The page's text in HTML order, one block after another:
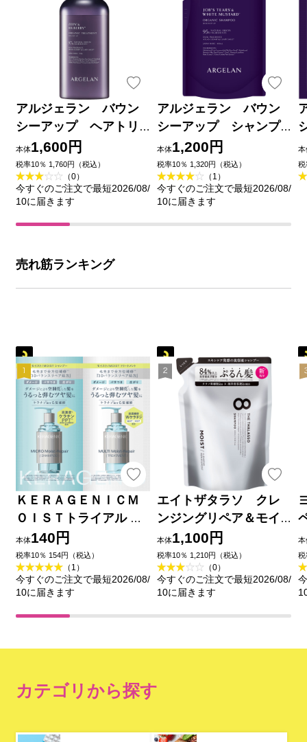
アルジェラン バウン
シーアップ ヘアトリ
ートメント ４５０ｇ
本体1,600円
税率10％ 1,760円（税込）
（0）
今すぐのご注文で最短2026/08/
10に届きます
アルジェラン バウン
シーアップ シャンプ
ー詰替 ４００ｍｌ
本体1,200円
税率10％ 1,320円（税込）
（1）
今すぐのご注文で最短2026/08/
10に届きます
本
税
売れ筋ランキング
ＫＥＲＡＧＥＮＩＣＭ
ＯＩＳＴトライアル １
０ｍＬ×２ ｂｒｉｄｇｅ
本体140円
税率10％ 154円（税込）
（1）
今すぐのご注文で最短2026/08/
10に届きます
エイトザタラソ クレ
ンジングリペア＆モイ
スト 美容液シャンプ
ー詰替 ４００ｍｌ ステ
ラシード
本体1,100円
税率10％ 1,210円（税込）
（0）
今すぐのご注文で最短2026/08/
10に届きます
本
税
カテゴリから探す